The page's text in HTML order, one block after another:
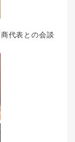
代表との会談